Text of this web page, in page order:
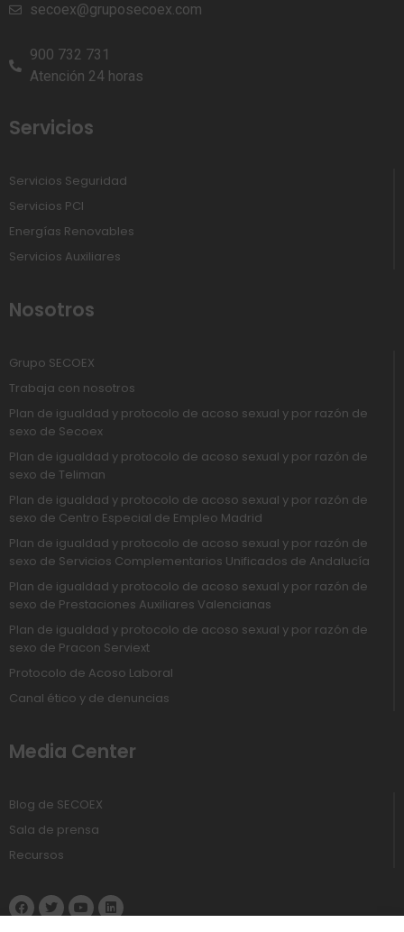
secoex@gruposecoex.com
900 732 731
Atención 24 horas
Servicios
Servicios Seguridad
Servicios PCI
Energías Renovables
Servicios Auxiliares
Nosotros
Grupo SECOEX
Trabaja con nosotros
Plan de igualdad y protocolo de acoso sexual y por razón de
sexo de Secoex
Plan de igualdad y protocolo de acoso sexual y por razón de
sexo de Teliman
Plan de igualdad y protocolo de acoso sexual y por razón de
sexo de Centro Especial de Empleo Madrid
Plan de igualdad y protocolo de acoso sexual y por razón de
sexo de Servicios Complementarios Unificados de Andalucía
Plan de igualdad y protocolo de acoso sexual y por razón de
sexo de Prestaciones Auxiliares Valencianas
Plan de igualdad y protocolo de acoso sexual y por razón de
sexo de Pracon Serviext
Protocolo de Acoso Laboral
Canal ético y de denuncias
Media Center
Blog de SECOEX
Sala de prensa
Recursos